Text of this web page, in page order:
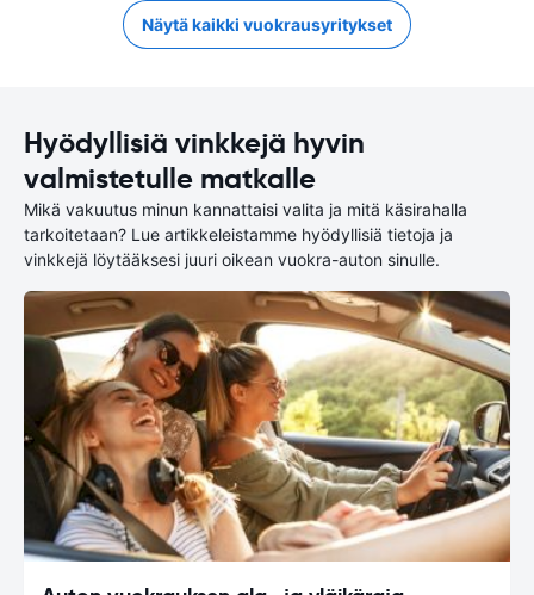
Näytä kaikki vuokrausyritykset
Hyödyllisiä vinkkejä hyvin
valmistetulle matkalle
Mikä vakuutus minun kannattaisi valita ja mitä käsirahalla
tarkoitetaan? Lue artikkeleistamme hyödyllisiä tietoja ja
vinkkejä löytääksesi juuri oikean vuokra-auton sinulle.